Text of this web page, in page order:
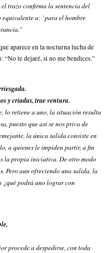
trazo confirma la sentencia del
equivalente a: `para el hombre
aparece en la nocturna lucha de
“No te dejaré, si no me bendices.”
y criadas, trae ventura.
lo retiene a uno, la situación resulta
puesto que así se nos priva de
la única salida consiste en
a quienes le impiden partir, a fin
la propia iniciativa. De otro modo
Pero aun ofreciendo una salida, la
¿qué podrá uno lograr con
procede a despedirse, con toda